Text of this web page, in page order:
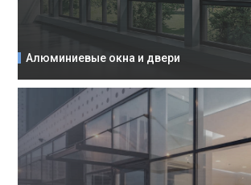
Алюминиевые окна и двери